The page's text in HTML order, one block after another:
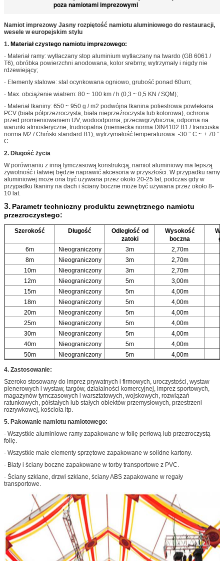
poza namiotami imprezowymi
Namiot imprezowy Jasny rozpiętość namiotu aluminiowego do restauracji,
wesele w europejskim stylu
1. Materiał czystego namiotu imprezowego:
· Materiał ramy: wytłaczany stop aluminium wytłaczany na twardo (GB 6061 /
T6), obróbka powierzchni anodowana, kolor srebrny, wytrzymały i nigdy nie
rdzewiejący;
· Elementy stalowe: stal ocynkowana ogniowo, grubość ponad 60um;
· Max. obciążenie wiatrem: 80 ~ 100 km / h (0,3 ~ 0,5 KN / SQM);
· Materiał tkaniny: 650 ~ 950 g / m2 podwójna tkanina poliestrowa powlekana
PCV (biała półprzezroczysta, biała nieprzeźroczysta lub kolorowa), ochrona
przed promieniowaniem UV, wodoodporna, przeciwgrzybiczna, odporna na
warunki atmosferyczne, trudnopalna (niemiecka norma DIN4102 B1 / francuska
norma M2 / Chiński standard B1), wytrzymałość temperaturowa: -30 ° C ~ + 70 °
C.
2. Długość życia
W porównaniu z inną tymczasową konstrukcją, namiot aluminiowy ma lepszą
żywotność i łatwiej będzie naprawić akcesoria w przyszłości. W przypadku ramy
aluminiowej może ona być używana przez około 20-25 lat, podczas gdy w
przypadku tkaniny na dach i ściany boczne może być używana przez około 8-
10 lat.
3. Parametr techniczny produktu zewnętrznego namiotu
przezroczystego:
Szerokość Długość
Odległość od
zatoki
Wysokość
boczna
6m
Nieograniczony 3m 2,70m
8m
Nieograniczony 3m 2,70m
10m
Nieograniczony 3m 2,70m
12m
Nieograniczony 5m 3,00m
15m
Nieograniczony 5m 4,00m
18m
Nieograniczony 5m 4,00m
20m
Nieograniczony 5m 4,00m
25m
Nieograniczony 5m 4,00m
30m
Nieograniczony 5m 4,00m
40m
Nieograniczony 5m 4,00m
50m
Nieograniczony 5m 4,00m
4. Zastosowanie:
Szeroko stosowany do imprez prywatnych i firmowych, uroczystości, wystaw
plenerowych i wystaw, targów, działalności komercyjnej, imprez sportowych,
magazynów tymczasowych i warsztatowych, wojskowych, rozwiązań
ratunkowych, półstałych lub stałych obiektów przemysłowych, przestrzeni
rozrywkowej, kościoła itp.
5. Pakowanie namiotu namiotowego:
· Wszystkie aluminiowe ramy zapakowane w folię perłową lub przezroczystą
folię.
· Wszystkie małe elementy sprzętowe zapakowane w solidne kartony.
· Blaty i ściany boczne zapakowane w torby transportowe z PVC.
· Ściany szklane, drzwi szklane, ściany ABS zapakowane w regały
transportowe.